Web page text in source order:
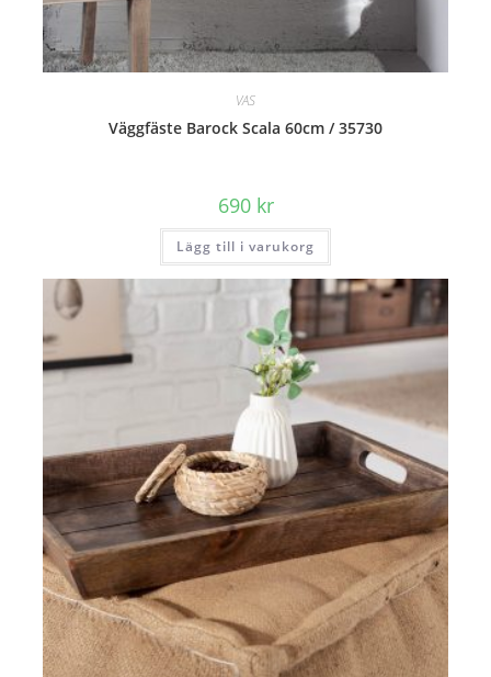
VAS
Väggfäste Barock Scala 60cm / 35730
690 kr
Lägg till i varukorg